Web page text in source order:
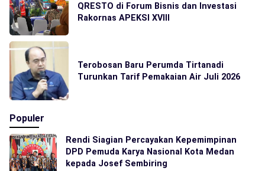
QRESTO di Forum Bisnis dan Investasi
Rakornas APEKSI XVIII
Terobosan Baru Perumda Tirtanadi
Turunkan Tarif Pemakaian Air Juli 2026
Populer
Rendi Siagian Percayakan Kepemimpinan
DPD Pemuda Karya Nasional Kota Medan
kepada Josef Sembiring